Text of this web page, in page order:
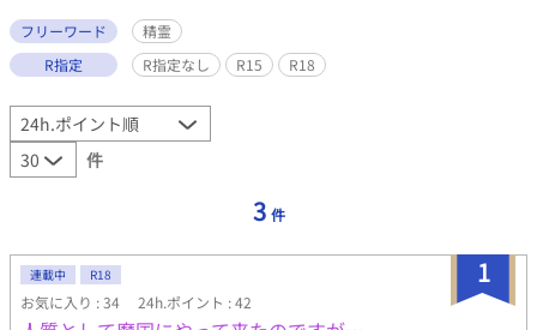
フリーワード
精霊
R指定
R指定なし R15 R18
件
3 件
1
連載中 R18
お気に入り : 34 24h.ポイント : 42